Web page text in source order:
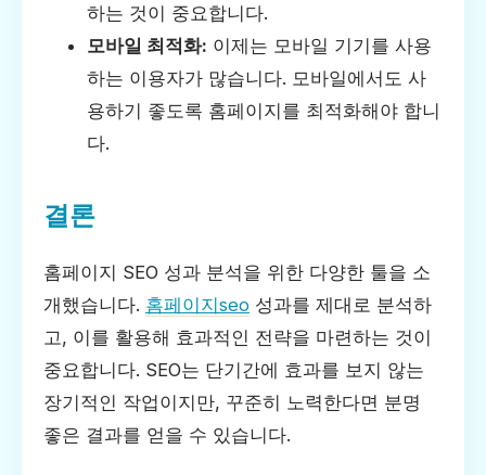
하는 것이 중요합니다.
모바일 최적화: 이제는 모바일 기기를 사용
하는 이용자가 많습니다. 모바일에서도 사
용하기 좋도록 홈페이지를 최적화해야 합니
다.
결론
홈페이지 SEO 성과 분석을 위한 다양한 툴을 소
개했습니다. 홈페이지seo 성과를 제대로 분석하
고, 이를 활용해 효과적인 전략을 마련하는 것이
중요합니다. SEO는 단기간에 효과를 보지 않는
장기적인 작업이지만, 꾸준히 노력한다면 분명
좋은 결과를 얻을 수 있습니다.